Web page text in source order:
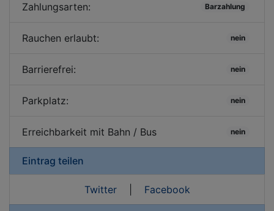
Zahlungsarten: Barzahlung
Rauchen erlaubt: nein
Barrierefrei: nein
Parkplatz: nein
Erreichbarkeit mit Bahn / Bus nein
Eintrag teilen
Twitter| Facebook